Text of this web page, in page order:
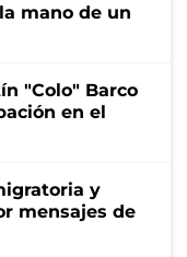
mano de un
"Colo" Barco
en el
y
mensajes de